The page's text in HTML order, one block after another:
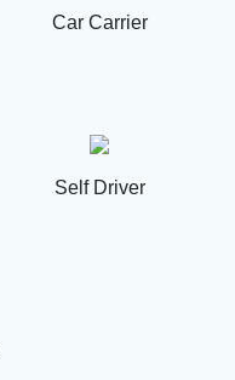
Car Carrier
Self Driver